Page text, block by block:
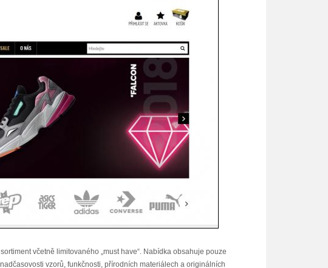
včetně limitovaného „must have“. Nabídka obsahuje pouze
vzorů, funkčnosti, přírodních materiálech a originálních